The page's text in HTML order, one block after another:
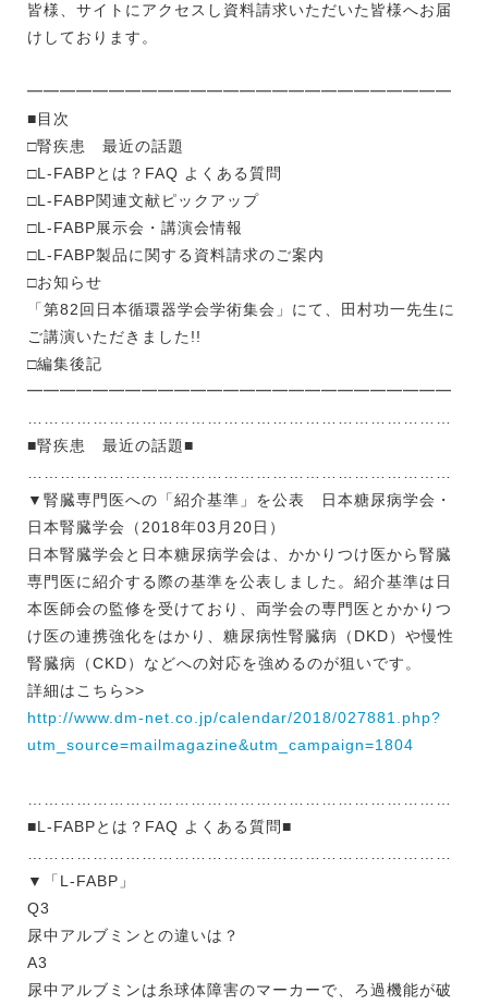
皆様、サイトにアクセスし資料請求いただいた皆様へお届
けしております。
━━━━━━━━━━━━━━━━━━━━━━━━━━
■目次
□腎疾患 最近の話題
□L-FABPとは？FAQ よくある質問
□L-FABP関連文献ピックアップ
□L-FABP展示会・講演会情報
□L-FABP製品に関する資料請求のご案内
□お知らせ
「第82回日本循環器学会学術集会」にて、田村功一先生に
ご講演いただきました!!
□編集後記
━━━━━━━━━━━━━━━━━━━━━━━━━━
■腎疾患 最近の話題■
▼腎臓専門医への「紹介基準」を公表 日本糖尿病学会・
日本腎臓学会（2018年03月20日）
日本腎臓学会と日本糖尿病学会は、かかりつけ医から腎臓
専門医に紹介する際の基準を公表しました。紹介基準は日
本医師会の監修を受けており、両学会の専門医とかかりつ
け医の連携強化をはかり、糖尿病性腎臓病（DKD）や慢性
腎臓病（CKD）などへの対応を強めるのが狙いです。
詳細はこちら>>
http://www.dm-net.co.jp/calendar/2018/027881.php?
utm_source=mailmagazine&utm_campaign=1804
■L-FABPとは？FAQ よくある質問■
▼「L-FABP」
Q3
尿中アルブミンとの違いは？
A3
尿中アルブミンは糸球体障害のマーカーで、ろ過機能が破